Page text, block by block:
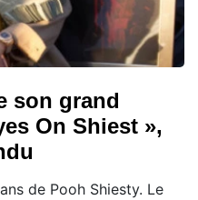
son grand
On Shiest »,
de Pooh Shiesty. Le